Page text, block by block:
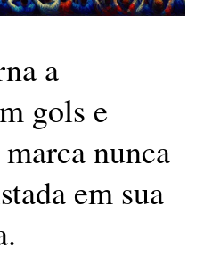
a
gols e
nunca
em sua